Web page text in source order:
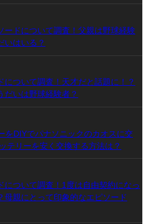
ードについて調査！父親は野球経験
いはいる？
ついて調査！天才だと話題に！？
だいは野球経験者？
をDIYでパナソニックのカオスに交
テリーを安く交換する方法は？
について調査！1度は自由契約になっ
母親にとって印象的なエピソード